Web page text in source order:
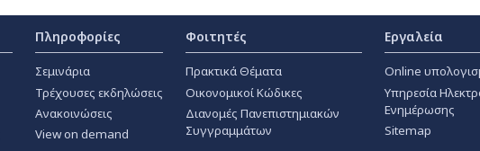
Πληροφορίες
Σεμινάρια
Τρέχουσες εκδηλώσεις
Ανακοινώσεις
View on demand
Φοιτητές
Πρακτικά Θέματα
Οικονομικοί Κώδικες
Διανομές Πανεπιστημιακών
Συγγραμμάτων
Εργαλεία
Online
Υπηρεσία
Ενημέρωσης
Sitemap